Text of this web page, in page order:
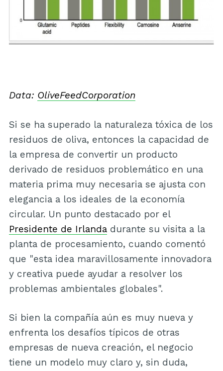
Data: OliveFeedCorporation
Si se ha superado la naturaleza tóxica de los
residuos de oliva, entonces la capacidad de
la empresa de convertir un producto
derivado de residuos problemático en una
materia prima muy necesaria se ajusta con
elegancia a los ideales de la economía
circular. Un punto destacado por el
Presidente de Irlandadurante su visita a la
planta de procesamiento, cuando comentó
que "esta idea maravillosamente innovadora
y creativa puede ayudar a resolver los
problemas ambientales globales".
Si bien la compañía aún es muy nueva y
enfrenta los desafíos típicos de otras
empresas de nueva creación, el negocio
tiene un modelo muy claro y, sin duda,